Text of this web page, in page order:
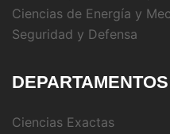
Ciencias de Energía y
Seguridad y Defensa
Ciencias Exactas